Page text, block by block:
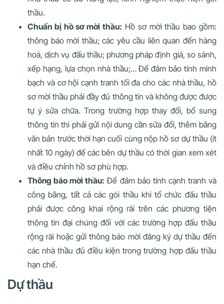
thầu.
Chuẩn bị hồ sơ mời thầu: Hồ sơ mời thầu bao gồm:
thông báo mời thầu; các yêu cầu liên quan đến hàng
hoá, dịch vụ đấu thầu; phương pháp định giá, so sánh,
xếp hạng, lựa chọn nhà thầu;… Để đảm bảo tính minh
bạch và cơ hội cạnh tranh tối đa cho các nhà thầu, hồ
sơ mời thầu phải đầy đủ thông tin và không được được
tự ý sửa chữa. Trong trường hợp thay đổi, bổ sung
thông tin thì phải gửi nội dung cần sửa đổi, thêm bằng
văn bản trước thời hạn cuối cùng nộp hồ sơ dự thầu (ít
nhất 10 ngày) để các bên dự thầu có thời gian xem xét
và điều chỉnh hồ sơ phù hợp.
Thông báo mời thầu: Để đảm bảo tính cạnh tranh và
công bằng, tất cả các gói thầu khi tổ chức đấu thầu
phải được công khai rộng rãi trên các phương tiện
thông tin đại chúng đối với các trường hợp đấu thầu
rộng rãi hoặc gửi thông báo mời đăng ký dự thầu đến
các nhà thầu đủ điều kiện trong trường hợp đấu thầu
hạn chế.
Dự thầu